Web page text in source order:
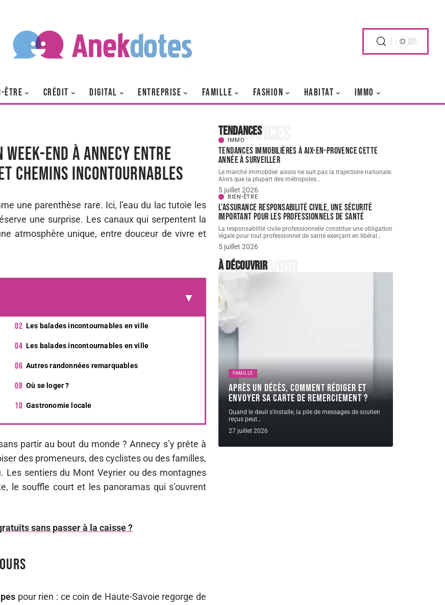
ÊTRE CRÉDIT DIGITAL ENTREPRISE FAMILLE FASHION HABITAT IMMO
week-end à Annecy entre
chemins incontournables
une parenthèse rare. Ici, l’eau du lac tutoie les
une surprise. Les canaux qui serpentent la
atmosphère unique, entre douceur de vivre et
Les balades incontournables en ville
Les balades incontournables en ville
Autres randonnées remarquables
Où se loger ?
Gastronomie locale
partir au bout du monde ? Annecy s’y prête à
des promeneurs, des cyclistes ou des familles,
Les sentiers du Mont Veyrier ou des montagnes
le souffle court et les panoramas qui s’ouvrent
sans passer à la caisse ?
pour rien : ce coin de Haute-Savoie regorge de
Tendances
Tendances
IMMO
Tendances immobilières à Aix-en-Provence cette
année à surveiller
Le marché immobilier aixois ne suit pas la trajectoire nationale.
Alors que la plupart des métropoles…
5 juillet 2026
BIEN-ÊTRE
L’assurance responsabilité civile, une sécurité
important pour les professionnels de santé
La responsabilité civile professionnelle constitue une obligation
légale pour tout professionnel de santé exerçant en libéral …
5 juillet 2026
À découvrir
À découvrir
FAMILLE
Après un décès, comment rédiger et
envoyer sa carte de remerciement ?
Quand le deuil s'installe, la pile de messages de soutien
reçus peut…
27 juillet 2026